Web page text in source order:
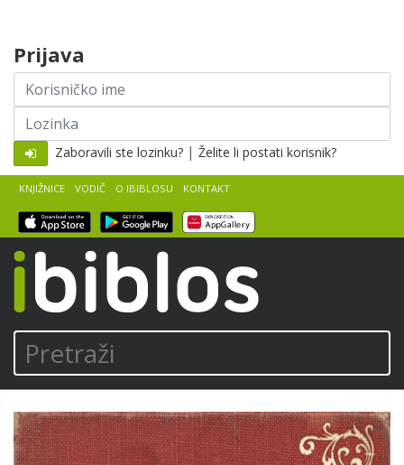
Pretraži
KNJIŽNICE VODIČ O IBIBLOSU KONTAKT
Prijava
Korisničko
ime
Lozinka
Zaboravili ste lozinku? | Želite li postati korisnik?
Eugen
Kumičić
Pretpregled